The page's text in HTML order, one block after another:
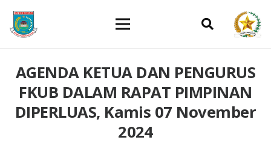
AGENDA KETUA DAN PENGURUS
FKUB DALAM RAPAT PIMPINAN
DIPERLUAS, Kamis 07 November
2024